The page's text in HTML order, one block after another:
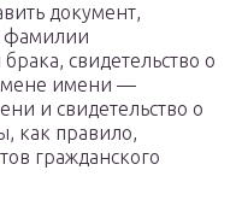
документ,
фамилии
свидетельство о
имени —
и свидетельство о
как правило,
гражданского